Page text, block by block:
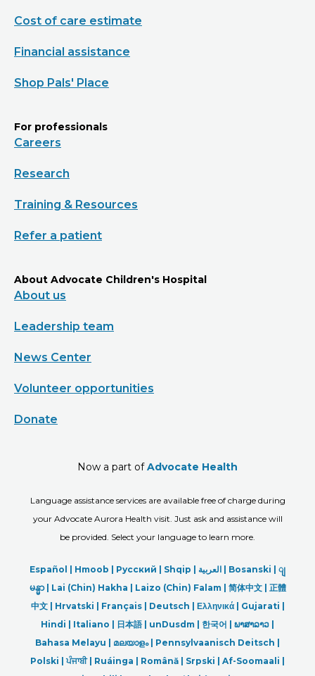
Cost of care estimate
Financial assistance
Shop Pals' Place
For professionals
Careers
Research
Training & Resources
Refer a patient
About Advocate Children's Hospital
About us
Leadership team
News Center
Volunteer opportunities
Donate
Now a part ofAdvocate Health
Language assistance services are available free of charge during
your Advocate Aurora Health visit. Just ask and assistance will
be provided. Select your language to learn more.
Español | Hmoob | Русский | Shqip | العربیة | Bosanski | ျ
မန္မာ| Lai (Chin) Hakha | Laizo (Chin) Falam | 简体中文 | 正體
中文 | Hrvatski | Français | Deutsch | Ελληνικά | Gujarati |
Hindi | Italiano | 日本語| unDusdm | 한국어 | ພາສາລາວ |
Bahasa Melayu | മലയാളം| Pennsylvaanisch Deitsch |
Polski |ਪੰਜਾਬੀ| Ruáinga | Română | Srpski | Af-Soomaali |